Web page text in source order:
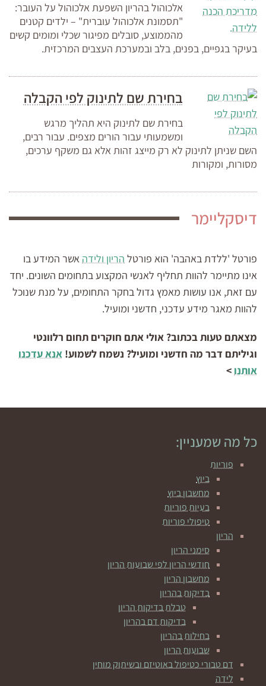
אלכוהול בהריון השפעת אלכוהול על העובר:
"תסמונת אלכוהול עוברית" – ילדים קטנים
מהממוצע, סובלים מפיגור שכלי ומומים קשים
בעיקר בגפיים, בפנים, בלב ובמערכת העצבים המרכזית.
בחירת שם לתינוק לפי הקבלה
בחירת שם לתינוק היא תהליך מרגש
ומשמעותי עבור הורים מצפים. עבור רבים,
השם שניתן לתינוק לא רק מייצג זהות אלא גם משקף ערכים,
מסורות, ומקורות
דיסקליימר
פורטל 'ללדת באהבה' הוא פורטל הריון ולידה אשר המידע בו
אינו מתיימר להוות תחליף לאנשי המקצוע בתחומים השונים. יחד
עם זאת, אנו עושות מאמץ גדול בחקר התחומים, על מנת שנוכל
להוות מאגר מידע עדכני, חדשני ומועיל.
מצאתם טעות בכתוב? אולי אתם חוקרים תחום רלוונטי
וגיליתם דבר מה חדשני ומועיל? נשמח לשמוע! אנא עדכנו
אותנו >
כל מה שמעניין:
פוריות
ביוץ
מחשבון ביוץ
בעיות פוריות
טיפולי פוריות
הריון
סימני הריון
חודשי הריון לפי שבועות הריון
מחשבון הריון
בדיקות בהריון
טבלת בדיקות הריון
בדיקות דם בהריון
בחילות בהריון
שבועות הריון
דם טבורי כטיפול באוטיזם ובשיתוק מוחין
לידה